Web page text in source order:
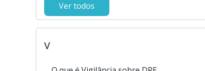
Ver todos
V